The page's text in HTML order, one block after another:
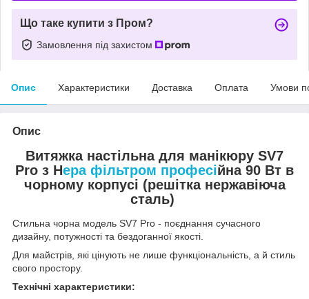
Що таке купити з Пром?
Замовлення під захистом
Опис Характеристики Доставка Оплата Умови
Опис
Витяжка настільна для манікюру SV7
Pro з Нера фільтром професійна 90 Вт в
чорному корпусі (решітка нержавіюча
сталь)
Стильна чорна модель SV7 Pro - поєднання сучасного
дизайну, потужності та бездоганної якості.
Для майстрів, які цінують не лише функціональність, а й стиль
свого простору.
Технічні характеристики: